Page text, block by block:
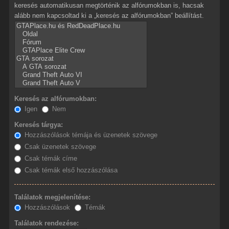
keresés automatikusan megtörténik az alfórumokban is, hacsak
alább nem kapcsoltad ki a „keresés az alfórumokban” beállítást.
Keresés az alfórumokban:
Igen
Nem
Keresés tárgya:
Hozzászólások témája és üzenetek szövege
Csak üzenetek szövege
Csak témák címe
Csak témák első hozzászólása
Találatok megjelenítése:
Hozzászólások
Témák
Találatok rendezése: